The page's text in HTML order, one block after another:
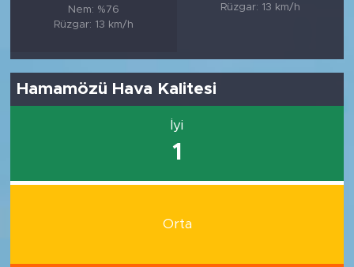
Nem: %76
Rüzgar: 13 km/h
Rüzgar: 13 km/h
Hamamözü Hava Kalitesi
İyi
1
Orta